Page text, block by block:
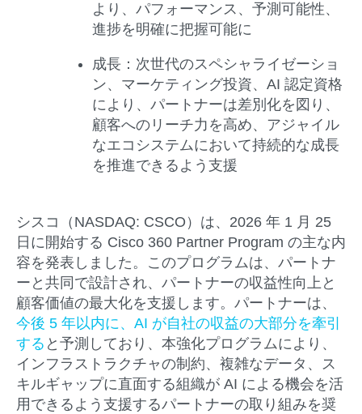
より、パフォーマンス、予測可能性、
進捗を明確に把握可能に
成長： 次世代のスペシャライゼーショ
ン、マーケティング投資、AI 認定資格
により、パートナーは差別化を図り、
顧客へのリーチ力を高め、アジャイル
なエコシステムにおいて持続的な成長
を推進できるよう支援
シスコ（NASDAQ: CSCO）は、2026 年 1 月 25
日に開始する Cisco 360 Partner Program の主な内
容を発表しました。このプログラムは、パートナ
ーと共同で設計され、パートナーの収益性向上と
顧客価値の最大化を支援します。パートナーは、
今後 5 年以内に、AI が自社の収益の大部分を牽引
する と予測しており、本強化プログラムにより、
インフラストラクチャの制約、複雑なデータ、ス
キルギャップに直面する組織が AI による機会を活
用できるよう支援するパートナーの取り組みを奨